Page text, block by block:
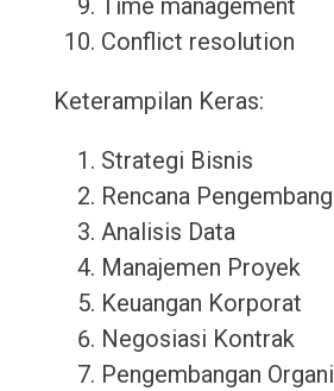
Time management
Conflict resolution
Keterampilan Keras:
Strategi Bisnis
Rencana
Analisis Data
Manajemen Proyek
Keuangan Korporat
Negosiasi Kontrak
Pengembangan